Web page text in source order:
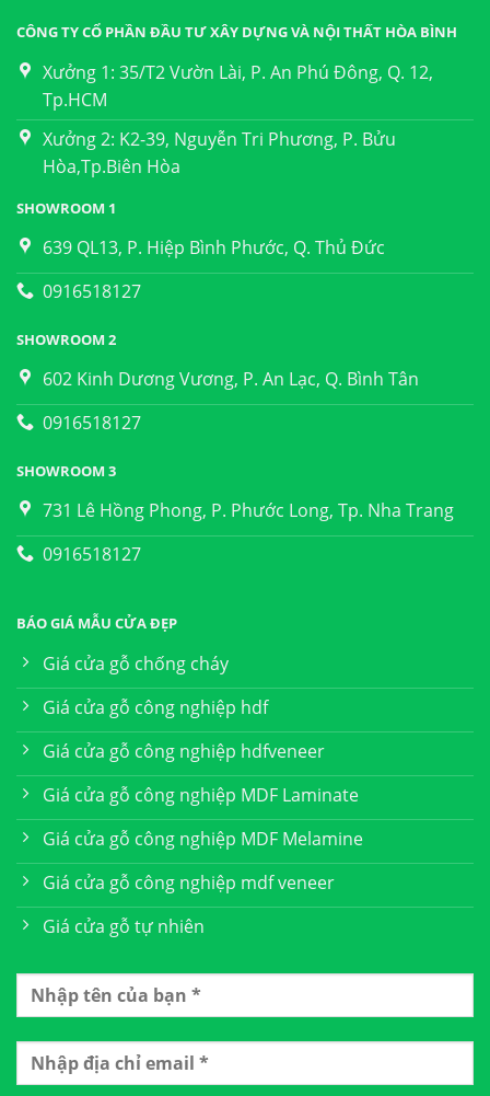
CÔNG TY CỔ PHẦN ĐẦU TƯ XÂY DỰNG VÀ NỘI THẤT HÒA BÌNH
Xưởng 1: 35/T2 Vườn Lài, P. An Phú Đông, Q. 12,
Tp.HCM
Xưởng 2: K2-39, Nguyễn Tri Phương, P. Bửu
Hòa,Tp.Biên Hòa
SHOWROOM 1
639 QL13, P. Hiệp Bình Phước, Q. Thủ Đức
0916518127
SHOWROOM 2
602 Kinh Dương Vương, P. An Lạc, Q. Bình Tân
0916518127
SHOWROOM 3
731 Lê Hồng Phong, P. Phước Long, Tp. Nha Trang
0916518127
BÁO GIÁ MẪU CỬA ĐẸP
Giá cửa gỗ chống cháy
Giá cửa gỗ công nghiệp hdf
Giá cửa gỗ công nghiệp hdfveneer
Giá cửa gỗ công nghiệp MDF Laminate
Giá cửa gỗ công nghiệp MDF Melamine
Giá cửa gỗ công nghiệp mdf veneer
Giá cửa gỗ tự nhiên